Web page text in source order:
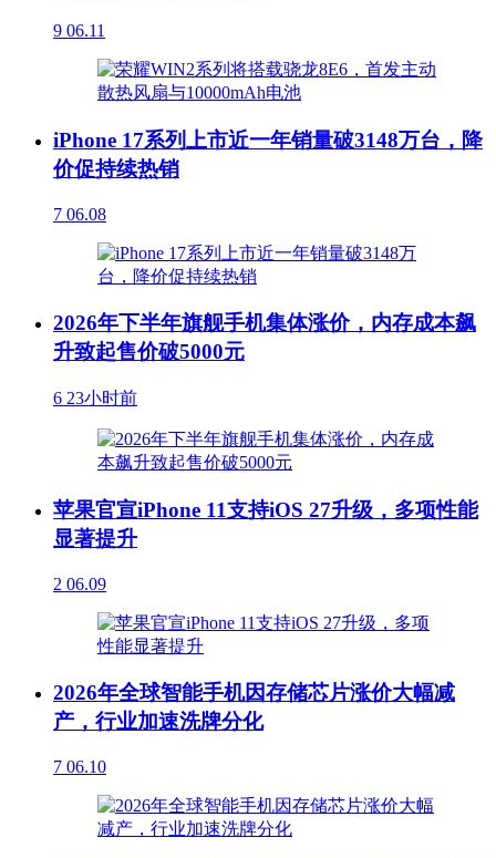
9 06.11
iPhone 17系列上市近一年销量破3148万台，降
价促持续热销
7 06.08
2026年下半年旗舰手机集体涨价，内存成本飙
升致起售价破5000元
6 23小时前
苹果官宣iPhone 11支持iOS 27升级，多项性能
显著提升
2 06.09
2026年全球智能手机因存储芯片涨价大幅减
产，行业加速洗牌分化
7 06.10